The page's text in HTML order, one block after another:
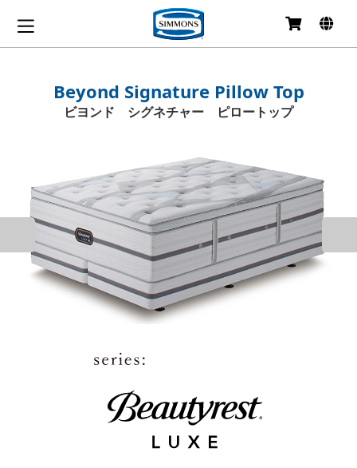
Beyond Signature Pillow Top
ビヨンド シグネチャー ピロートップ